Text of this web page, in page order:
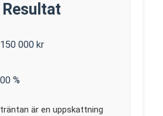
Resultat
150 000 kr
%
är en uppskattning